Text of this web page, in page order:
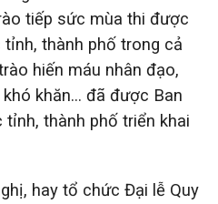
tiếp sức mùa thi được
thành phố trong cả
hiến máu nhân đạo,
khăn… đã được Ban
thành phố triển khai
hay tổ chức Đại lễ Quy